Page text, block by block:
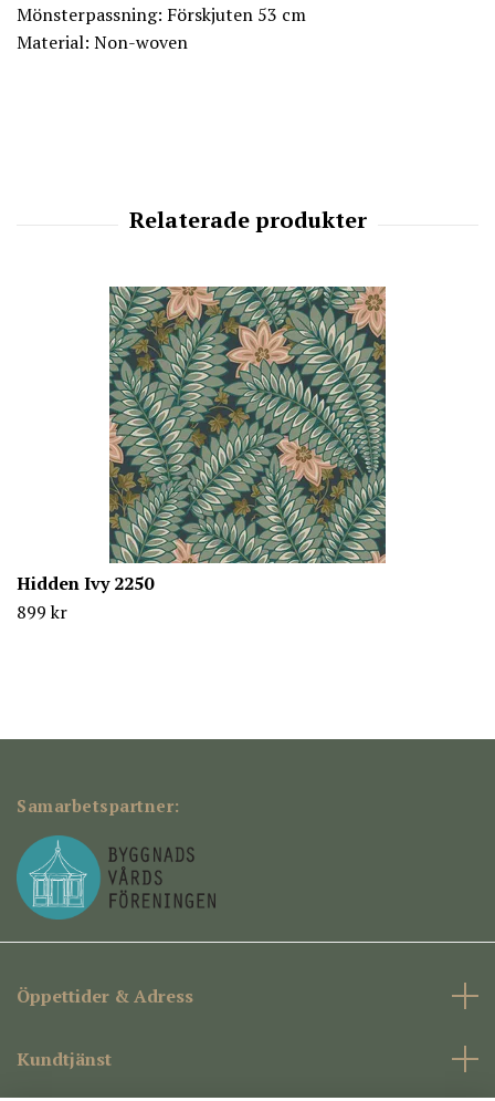
Mönsterpassning: Förskjuten 53 cm
Material: Non-woven
Hidden Ivy 2250
899 kr
Samarbetspartner:
Öppettider & Adress
Kundtjänst